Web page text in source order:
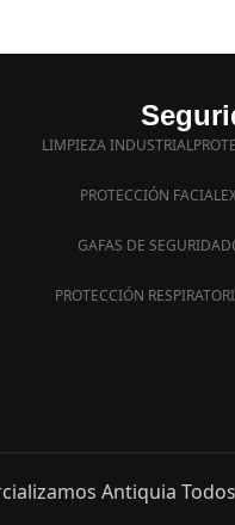
LIMPIEZA INDUSTRIAL
PROTECCIÓN FACIAL
GAFAS DE SEGURIDAD
PROTECCIÓN
Antiquia